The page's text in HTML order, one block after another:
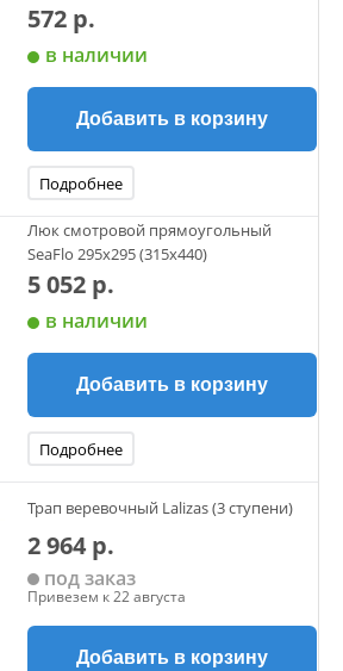
572 р.
в наличии
Добавить в корзину
Подробнее
Люк смотровой прямоугольный
SeaFlo 295x295 (315х440)
5 052 р.
в наличии
Добавить в корзину
Подробнее
Трап веревочный Lalizas (3 ступени)
2 964 р.
под заказ
Привезем к 22 августа
Добавить в корзину